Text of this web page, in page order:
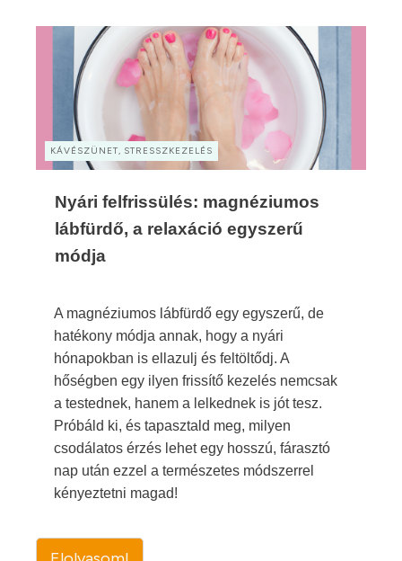
KÁVÉSZÜNET, STRESSZKEZELÉS
Nyári felfrissülés: magnéziumos
lábfürdő, a relaxáció egyszerű
módja
A magnéziumos lábfürdő egy egyszerű, de
hatékony módja annak, hogy a nyári
hónapokban is ellazulj és feltöltődj. A
hőségben egy ilyen frissítő kezelés nemcsak
a testednek, hanem a lelkednek is jót tesz.
Próbáld ki, és tapasztald meg, milyen
csodálatos érzés lehet egy hosszú, fárasztó
nap után ezzel a természetes módszerrel
kényeztetni magad!